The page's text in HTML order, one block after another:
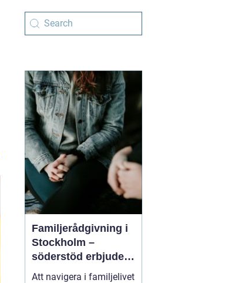
Familjerådgivning i
Stockholm –
söderstöd erbjuder
stöd för familjer
Att navigera i familjelivet